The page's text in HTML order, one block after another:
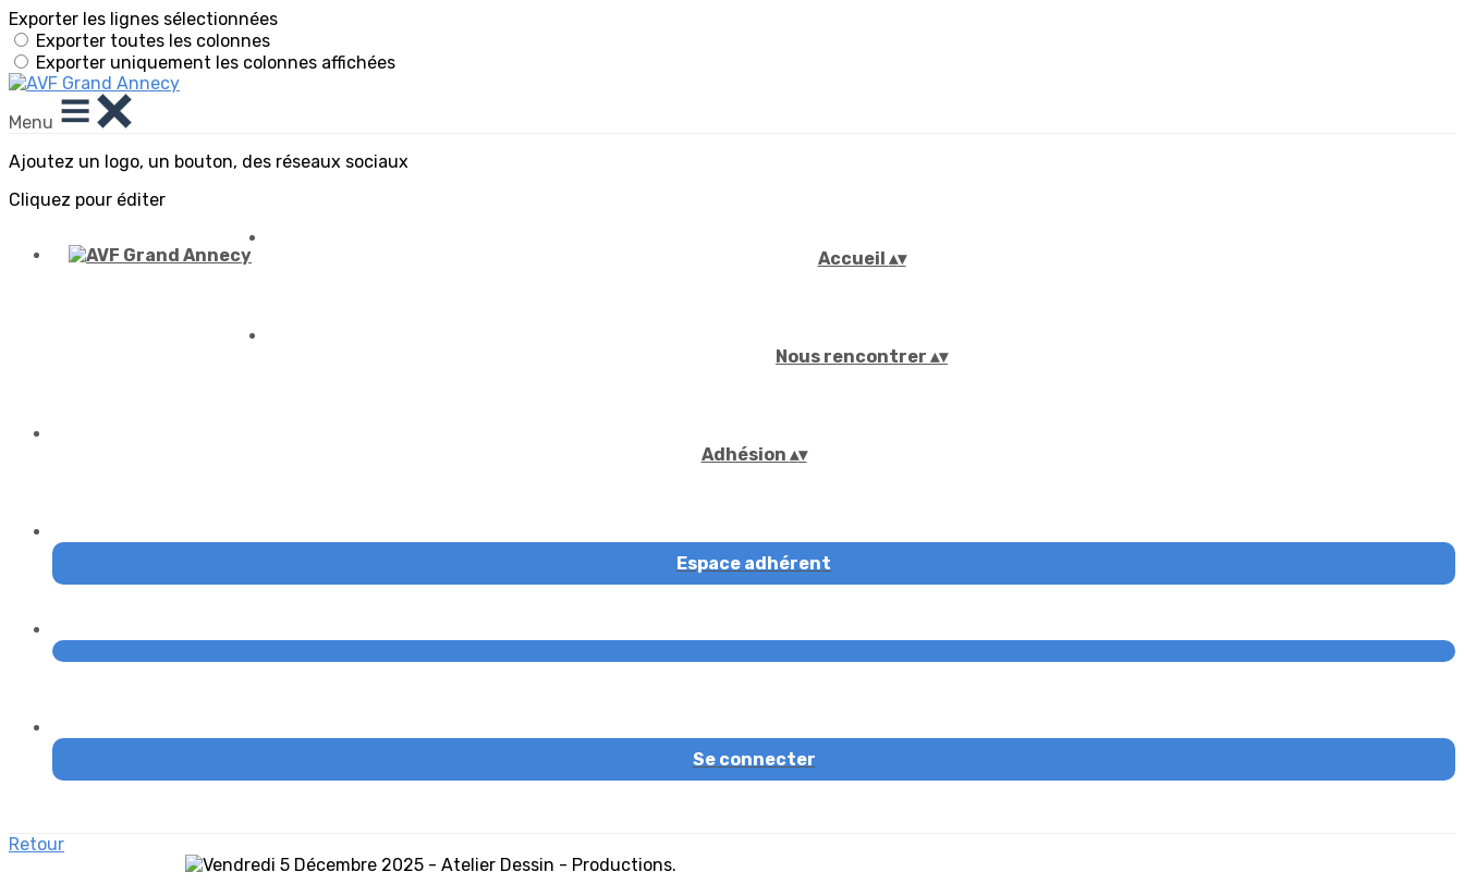
Exporter les lignes sélectionnées
Exporter toutes les colonnes
Exporter uniquement les colonnes affichées
Menu
Ajoutez un logo, un bouton, des réseaux sociaux
Cliquez pour éditer
Accueil ▴▾
Nous rencontrer ▴▾
Adhésion ▴▾
Espace adhérent
Se connecter
Retour